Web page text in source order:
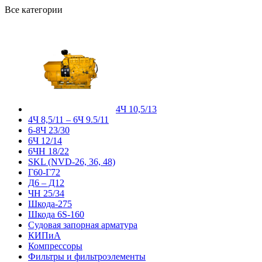
Все категории
4Ч 10,5/13
4Ч 8,5/11 – 6Ч 9.5/11
6-8Ч 23/30
6Ч 12/14
6ЧН 18/22
SKL (NVD-26, 36, 48)
Г60-Г72
Д6 – Д12
ЧН 25/34
Шкода-275
Шкода 6S-160
Судовая запорная арматура
КИПиА
Компрессоры
Фильтры и фильтроэлементы